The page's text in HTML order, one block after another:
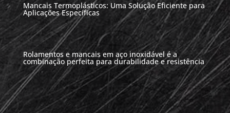
Mancais Termoplásticos: Uma Solução Eficiente para
Aplicações Específicas
Rolamentos e mancais em aço inoxidável é a
combinação perfeita para durabilidade e resistência